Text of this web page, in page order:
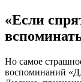
«Если
Но самое
воспоминаний